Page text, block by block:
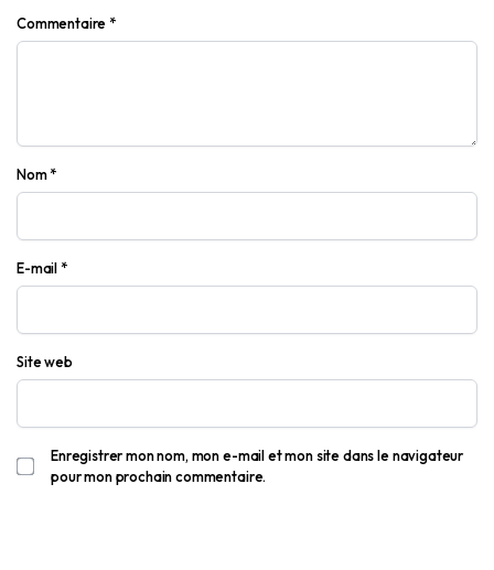
Commentaire *
Nom*
E-mail *
Site web
Enregistrer mon nom, mon e-mail et mon site dans le navigateur
pour mon prochain commentaire.